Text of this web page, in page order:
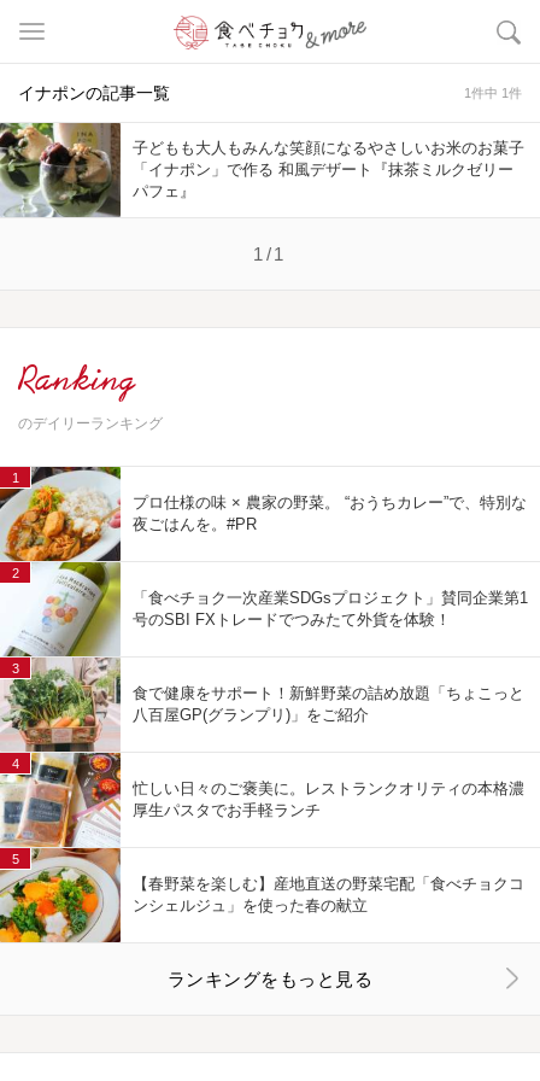
イナポンの記事一覧 1件中 1件
子どもも大人もみんな笑顔になるやさしいお米のお菓子
「イナポン」で作る 和風デザート『抹茶ミルクゼリー
パフェ』
1/1
Ranking
のデイリーランキング
プロ仕様の味 × 農家の野菜。 “おうちカレー”で、特別な
夜ごはんを。#PR
1
「食べチョク一次産業SDGsプロジェクト」賛同企業第1
号のSBI FXトレードでつみたて外貨を体験！
2
食で健康をサポート！新鮮野菜の詰め放題「ちょこっと
八百屋GP(グランプリ)」をご紹介
3
忙しい日々のご褒美に。レストランクオリティの本格濃
厚生パスタでお手軽ランチ
4
【春野菜を楽しむ】産地直送の野菜宅配「食べチョクコ
ンシェルジュ」を使った春の献立
5
ランキングをもっと見る